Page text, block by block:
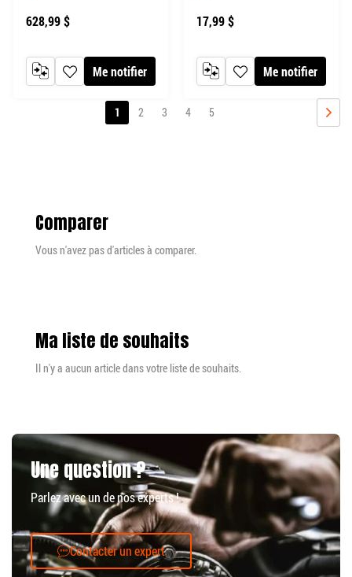
628,99 $
Me notifier
AJOUTER À MA LISTE DE SOUHAITS
AJOUTER AU COMPARATEUR
17,99 $
Me notifier
AJOUTER À MA LISTE DE
AJOUTER AU COMPARATEUR
Vous
lisez
1 Page
2 Page
3 Page
4 Page
5
PAGE
Comparer
Vous n'avez pas d'articles à comparer.
Ma liste de souhaits
Il n'y a aucun article dans votre liste de souhaits.
Une question ?
Parlez avec un de nos experts !
Contacter un expert